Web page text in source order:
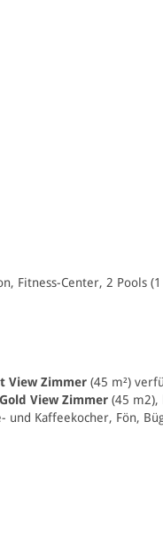
Fitness-Center, 2 Pools
View Zimmer (45 m²)
View Zimmer (45 m2),
und Kaffeekocher, Fön,